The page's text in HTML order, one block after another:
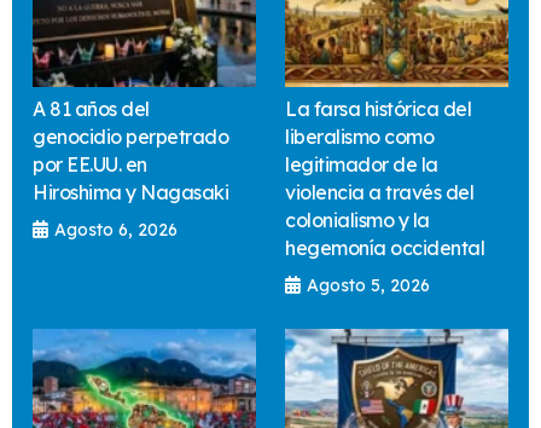
A 81 años del
genocidio perpetrado
por EE.UU. en
Hiroshima y Nagasaki
Agosto 6, 2026
La farsa histórica del
liberalismo como
legitimador de la
violencia a través del
colonialismo y la
hegemonía occidental
Agosto 5, 2026